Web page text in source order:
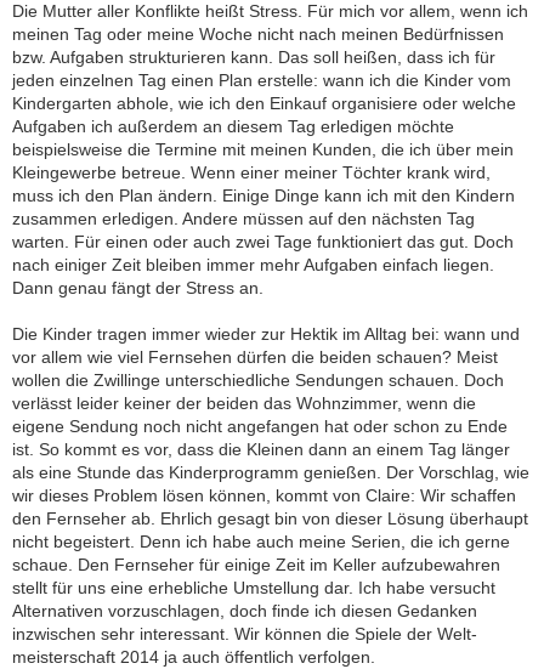
Die Mutter aller Konflikte heißt Stress. Für mich vor allem, wenn ich
meinen Tag oder meine Woche nicht nach meinen Bedürfnissen
bzw. Aufgaben strukturieren kann. Das soll heißen, dass ich für
jeden einzelnen Tag einen Plan erstelle: wann ich die Kinder vom
Kindergarten abhole, wie ich den Einkauf organisiere oder welche
Aufgaben ich außerdem an diesem Tag erledigen möchte 
beispielsweise die Termine mit meinen Kunden, die ich über mein
Kleingewerbe betreue. Wenn einer meiner Töchter krank wird,
muss ich den Plan ändern. Einige Dinge kann ich mit den Kindern
zusammen erledigen. Andere müssen auf den nächsten Tag
warten. Für einen oder auch zwei Tage funktioniert das gut. Doch
nach einiger Zeit bleiben immer mehr Aufgaben einfach liegen.
Dann genau fängt der Stress an.
Die Kinder tragen immer wieder zur Hektik im Alltag bei: wann und
vor allem wie viel Fernsehen dürfen die beiden schauen? Meist
wollen die Zwillinge unterschiedliche Sendungen schauen. Doch
verlässt leider keiner der beiden das Wohnzimmer, wenn die
eigene Sendung noch nicht angefangen hat oder schon zu Ende
ist. So kommt es vor, dass die Kleinen dann an einem Tag länger
als eine Stunde das Kinderprogramm genießen. Der Vorschlag, wie
wir dieses Problem lösen können, kommt von Claire: Wir schaffen
den Fernseher ab. Ehrlich gesagt bin von dieser Lösung überhaupt
nicht begeistert. Denn ich habe auch meine Serien, die ich gerne
schaue. Den Fernseher für einige Zeit im Keller aufzubewahren
stellt für uns eine erhebliche Umstellung dar. Ich habe versucht
Alternativen vorzuschlagen, doch finde ich diesen Gedanken
inzwischen sehr interessant. Wir können die Spiele der Welt­
meister­schaft 2014 ja auch öffentlich verfolgen.